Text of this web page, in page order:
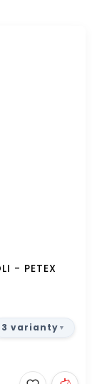
- PETEX
3 varianty